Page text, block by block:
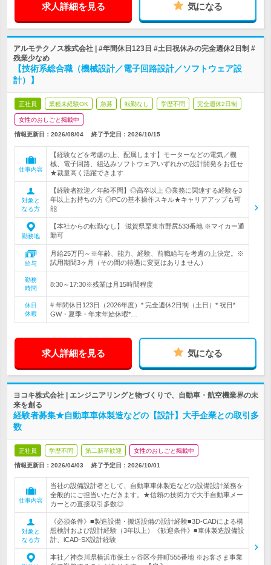
求人詳細を見る 気になる
アルモテクノス株式会社 | #年間休日123日 #土日祝休みの完全週休2日制 #
残業少なめ
【技術系総合職（機械設計／電子回路設計／ソフトウェア設
計）】
正社員 業種未経験OK 急募 転勤なし 学歴不問 完全週休2日制
女性のおしごと掲載中
情報更新日：2026/08/04 終了予定日： 2026/10/15
仕事内容
【経験などを考慮の上、配属します】モーターなどの電気／機
械、電子回路、組込みソフトウェアいずれかの設計開発をお任せ
★裁量高く活躍できます
対象と
なる方
【経験者歓迎／年齢不問】◎高卒以上 ◎業務に関連する経験を3
年以上お持ちの方 ◎PCの基本操作スキル★キャリアアップも可
能
勤務地
【本社からの転勤なし】 滋賀県栗東市野尻533番地 ※マイカー通
勤可
給与
月給25万円～※年齢、能力、経験、前職給与を考慮の上決定。※
試用期間3ヶ月（その間の待遇に変更はありません）
勤務
時間
8:30～17:30※残業は月15時間程度
休日
休暇
# 年間休日123日（2026年度）* 完全週休2日制（土日）* 祝日*
GW・夏季・年末年始休暇*…
求人詳細を見る 気になる
ヨコキ株式会社 | エンジニアリングと物づくりで、自動車・航空機業界の未
来を創る
経験者募集★自動車車体製造などの【設計】大手企業との取引多
数
正社員 学歴不問 第二新卒歓迎 女性のおしごと掲載中
情報更新日：2026/04/03 終了予定日： 2026/10/01
仕事内容
当社の設備設計者として、自動車車体製造などの設備設計業務を
全般的にご担当いただきます。★信頼の技術力で大手自動車メー
カーとの直接取引多数◎
対象と
なる方
《必須条件》■製造設備・搬送設備の設計経験■3D-CADによる構
想検討および設計経験（3年以上）《歓迎条件》■車体製造設備設
計、iCAD-SX設計経験
本社／神奈川県横浜市保土ヶ谷区今井町555番地 ※お客さま事業